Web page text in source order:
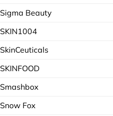
Sigma Beauty
SKIN1004
SkinCeuticals
SKINFOOD
Smashbox
Snow Fox